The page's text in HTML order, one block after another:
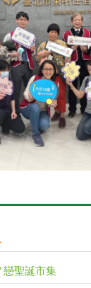
戀聖誕市集